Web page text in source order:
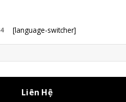
[language-switcher]
Liên Hệ